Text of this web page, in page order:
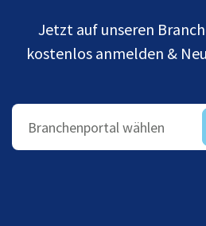
Jetzt auf unseren
kostenlos anmelden &
Branchenportal wählen